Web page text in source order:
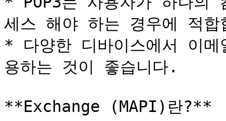
세스 해야 하는 경우에 적합
* 다양한 디바이스에서 이
용하는 것이 좋습니다.
**Exchange (MAPI)란?**